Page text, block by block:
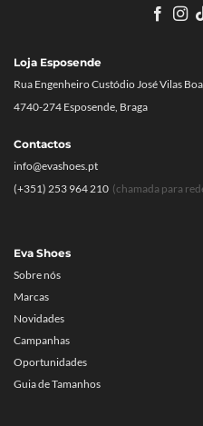
Eva Shoes
Sobre nós
Marcas
Novidades
Campanhas
Oportunidades
Guia de Tamanhos
Loja Esposende
Rua Engenheiro Custódio José Vilas
4740-274 Esposende, Braga
Contactos
info@evashoes.pt
(+351) 253 964 210 (chamada para